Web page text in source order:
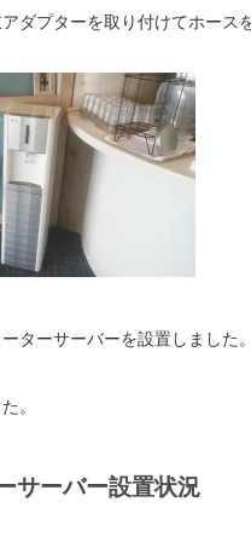
ダプターを取り付けてホース
ターサーバーを設置しました。
。
サーバー設置状況